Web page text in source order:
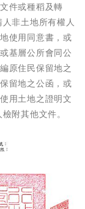
件或種稻及轉
人非土地所有權人
使用同意書，或
基層公所會同公
原住民保留地之
留地之公函，或
用土地之證明文
附其他文件。